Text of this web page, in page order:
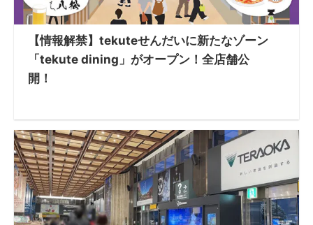
【情報解禁】tekuteせんだいに新たなゾーン
「tekute dining」がオープン！全店舗公
開！